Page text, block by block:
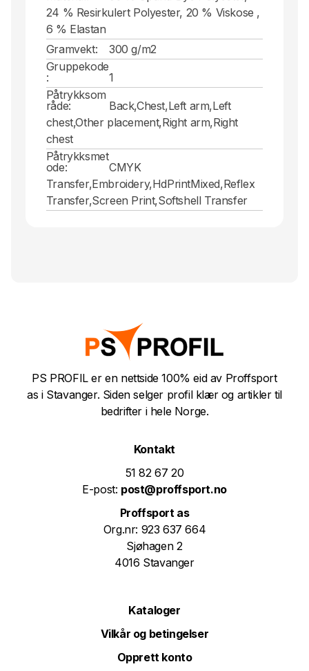
24 % Resirkulert Polyester, 20 % Viskose ,
6 % Elastan
Gramvekt:
300 g/m2
Gruppekode
:
1
Påtrykksom
råde:
Back,Chest,Left arm,Left
chest,Other placement,Right arm,Right
chest
Påtrykksmet
ode:
CMYK
Transfer,Embroidery,HdPrintMixed,Reflex
Transfer,Screen Print,Softshell Transfer
PS PROFIL er en nettside 100% eid av Proffsport
as i Stavanger. Siden selger profil klær og artikler til
bedrifter i hele Norge.
Kontakt
51 82 67 20
E-post: post@proffsport.no
Proffsport as
Org.nr: 923 637 664
Sjøhagen 2
4016 Stavanger
Kataloger
Vilkår og betingelser
Opprett konto